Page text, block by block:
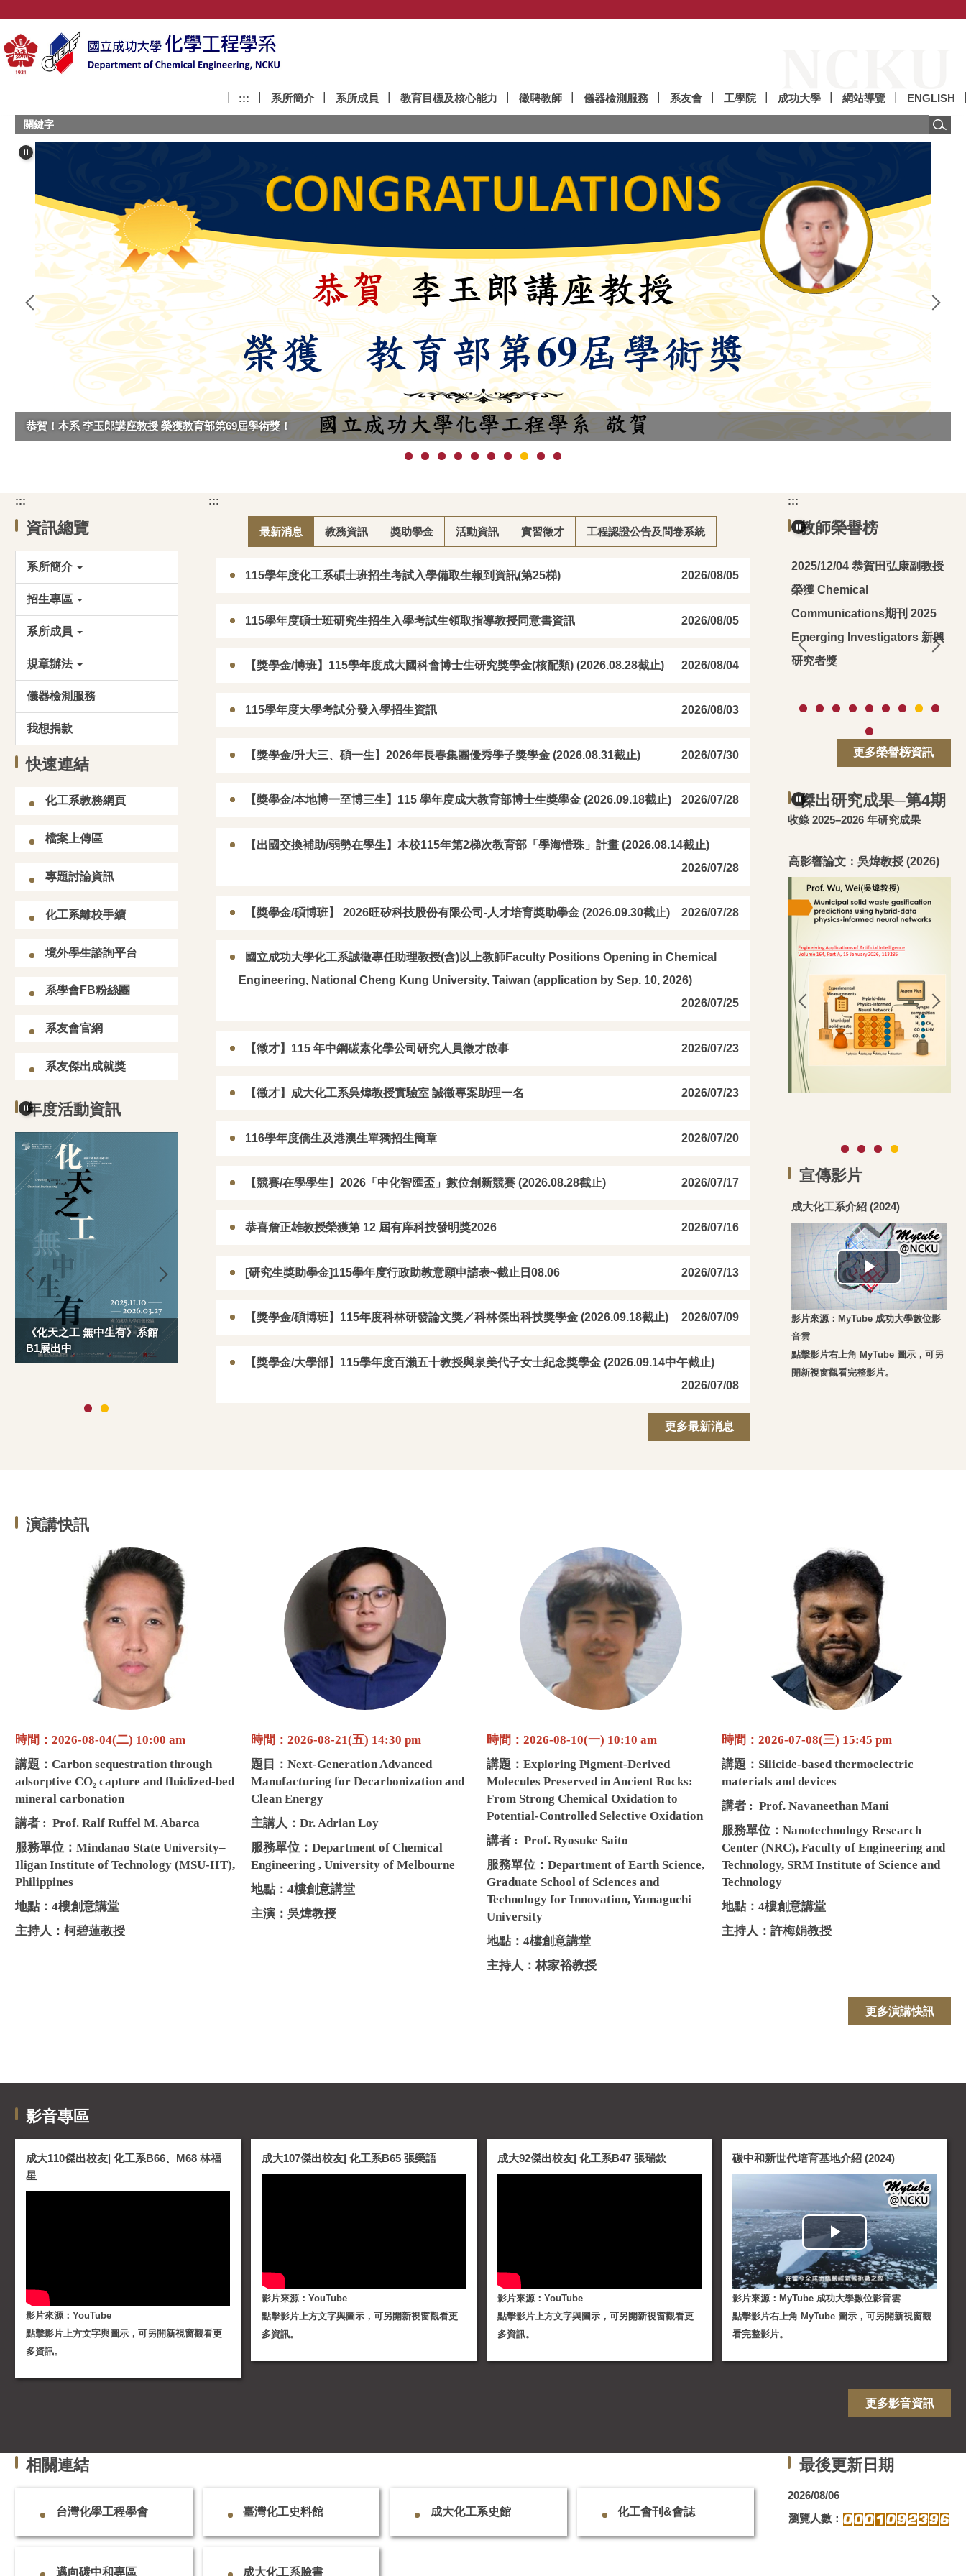
主
要
內
::: 系所簡介 系所成員 教育目標及核心能力 徵聘教師 儀器檢測服務 系友會 工學院 成功大學 網站導覽 ENGLISH
恭賀！本系 李玉郎講座教授 榮獲教育部第69屆學術獎！
:::
資訊總覽
系所簡介
招生專區
系所成員
規章辦法
儀器檢測服務
我想捐款
快速連結
化工系教務網頁
檔案上傳區
專題討論資訊
化工系離校手續
境外學生諮詢平台
系學會FB粉絲團
系友會官網
系友傑出成就獎
年度活動資訊
《化天之工 無中生有》系館
B1展出中
:::
最新消息 教務資訊 獎助學金 活動資訊 實習徵才 工程認證公告及問卷系統
115學年度化工系碩士班招生考試入學備取生報到資訊(第25梯) 2026/08/05
115學年度碩士班研究生招生入學考試生領取指導教授同意書資訊 2026/08/05
【獎學金/博班】115學年度成大國科會博士生研究獎學金(核配類) (2026.08.28截止) 2026/08/04
115學年度大學考試分發入學招生資訊 2026/08/03
【獎學金/升大三、碩一生】2026年長春集團優秀學子獎學金 (2026.08.31截止) 2026/07/30
【獎學金/本地博一至博三生】115 學年度成大教育部博士生獎學金 (2026.09.18截止) 2026/07/28
【出國交換補助/弱勢在學生】本校115年第2梯次教育部「學海惜珠」計畫 (2026.08.14截止)
2026/07/28
【獎學金/碩博班】 2026旺矽科技股份有限公司-人才培育獎助學金 (2026.09.30截止) 2026/07/28
國立成功大學化工系誠徵專任助理教授(含)以上教師Faculty Positions Opening in Chemical
Engineering, National Cheng Kung University, Taiwan (application by Sep. 10, 2026)
2026/07/25
【徵才】115 年中鋼碳素化學公司研究人員徵才啟事 2026/07/23
【徵才】成大化工系吳煒教授實驗室 誠徵專案助理一名 2026/07/23
116學年度僑生及港澳生單獨招生簡章 2026/07/20
【競賽/在學學生】2026「中化智匯盃」數位創新競賽 (2026.08.28截止) 2026/07/17
恭喜詹正雄教授榮獲第 12 屆有庠科技發明獎2026 2026/07/16
[研究生獎助學金]115學年度行政助教意願申請表~截止日08.06 2026/07/13
【獎學金/碩博班】115年度科林研發論文獎／科林傑出科技獎學金 (2026.09.18截止) 2026/07/09
【獎學金/大學部】115學年度百瀨五十教授與泉美代子女士紀念獎學金 (2026.09.14中午截止)
2026/07/08
更多最新消息
:::
教師榮譽榜
06/11恭賀林裕川教授 榮
良教師
恭賀姚少凌教授 榮
優獎
秀青年獎
學會 優秀年輕學者獎
2025/12/04恭賀田弘康副教授
榮獲 Chemical
Communications期刊 2025
Emerging Investigators 新興
研究者獎
更多榮譽榜資訊
傑出研究成果─第4期
收錄 2025–2026 年研究成果
高影響論文：李玉郎、鄧熙聖教
高影響論文：吳煒教授 (2026)
宣傳影片
成大化工系介紹 (2024)
影片來源：MyTube 成功大學數位影
音雲
點擊影片右上角 MyTube 圖示，可另
開新視窗觀看完整影片。
演講快訊
時間：2026-08-04(二) 10:00 am
講題： Carbon sequestration through
adsorptive CO₂ capture and fluidized-bed
mineral carbonation
講者 : Prof. Ralf Ruffel M. Abarca
服務單位： Mindanao State University–
Iligan Institute of Technology (MSU-IIT),
Philippines
地點：4樓創意講堂
主持人：柯碧蓮教授
時間：2026-08-21(五) 14:30 pm
題目： Next-Generation Advanced
Manufacturing for Decarbonization and
Clean Energy
主講人： Dr. Adrian Loy
服務單位： Department of Chemical
Engineering , University of Melbourne
地點：4樓創意講堂
主演：吳煒教授
時間：2026-08-10(一) 10:10 am
講題： Exploring Pigment-Derived
Molecules Preserved in Ancient Rocks:
From Strong Chemical Oxidation to
Potential-Controlled Selective Oxidation
講者 : Prof. Ryosuke Saito
服務單位： Department of Earth Science,
Graduate School of Sciences and
Technology for Innovation, Yamaguchi
University
地點：4樓創意講堂
主持人：林家裕教授
時間：2026-07-08(三) 15:45 pm
講題： Silicide-based thermoelectric
materials and devices
講者 : Prof.Navaneethan Mani
服務單位：Nanotechnology Research
Center (NRC), Faculty of Engineering and
Technology, SRM Institute of Science and
Technology
地點：4樓創意講堂
主持人：許梅娟教授
更多演講快訊
影音專區
成大110傑出校友| 化工系B66、M68 林福
星
影片來源：YouTube
點擊影片上方文字與圖示，可另開新視窗觀看更
多資訊。
成大107傑出校友| 化工系B65 張榮語
影片來源：YouTube
點擊影片上方文字與圖示，可另開新視窗觀看更
多資訊。
成大92傑出校友| 化工系B47 張瑞欽
影片來源：YouTube
點擊影片上方文字與圖示，可另開新視窗觀看更
多資訊。
碳中和新世代培育基地介紹 (2024)
影片來源：MyTube 成功大學數位影音雲
點擊影片右上角 MyTube 圖示，可另開新視窗觀
看完整影片。
更多影音資訊
相關連結
台灣化學工程學會 臺灣化工史料館 成大化工系史館 化工會刊&會誌
邁向碳中和專區 成大化工系臉書
最後更新日期
2026/08/06
瀏覽人數：